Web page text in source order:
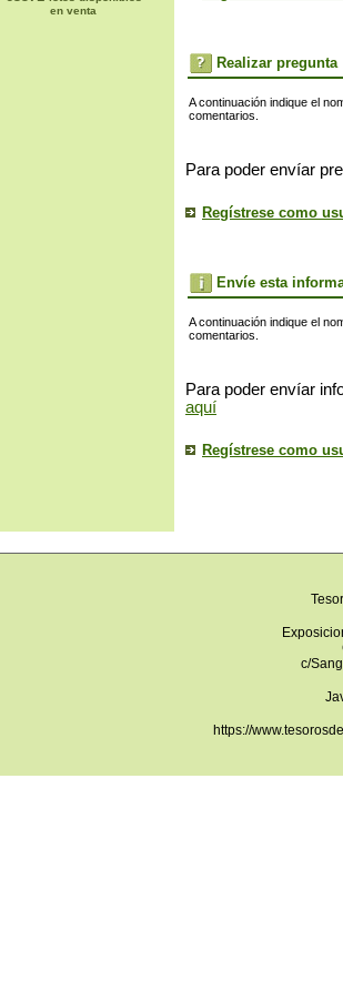
en venta
Realizar pregunta
A continuación indique el
comentarios.
Para poder envíar
Regístrese como
Envíe esta
A continuación indique el
comentarios.
Para poder envíar
aquí
Regístrese como
c/
https://